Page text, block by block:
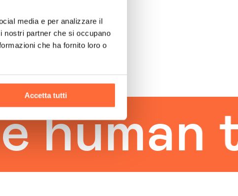
media e per analizzare il
nostri partner che si occupano
che ha fornito loro o
Accetta tutti